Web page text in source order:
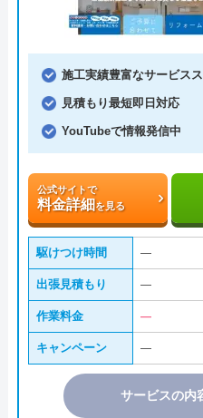
施工実績豊富なサービス
見積もり最短即日対応
YouTubeで情報発信中
公式サイトで
料金詳細を見る
駆けつけ時間 ―
出張見積もり ―
作業料金 ―
キャンペーン ―
サービスの内